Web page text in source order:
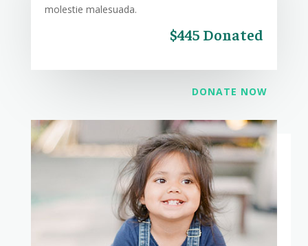
molestie malesuada.
$445 Donated
DONATE NOW